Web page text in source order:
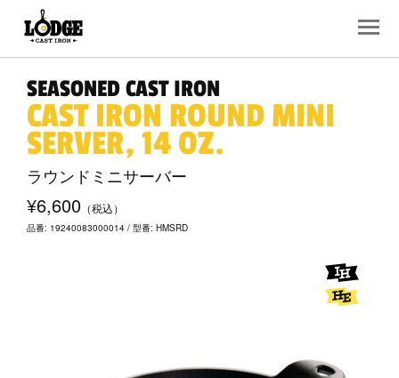
SEASONED CAST IRON
CAST IRON ROUND MINI
SERVER, 14 OZ.
ラウンドミニサーバー
¥6,600 （税込）
品番: 19240083000014 / 型番: HMSRD